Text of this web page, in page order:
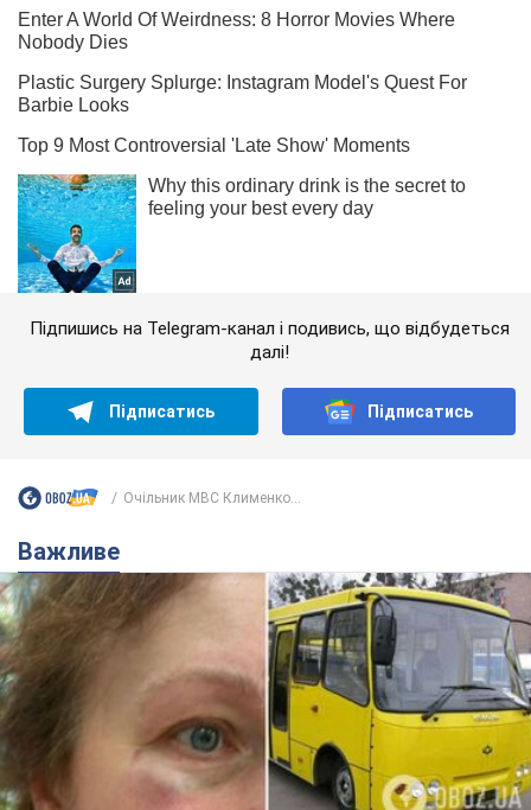
Підпишись на Telegram-канал і подивись, що відбудеться
далі!
Підписатись Підписатись
Очільник МВС Клименко...
Важливе